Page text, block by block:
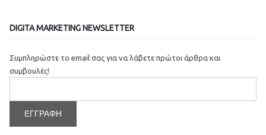
DIGITA MARKETING NEWSLETTER
Συμπληρώστε το email σας για να λάβετε πρώτοι άρθρα και
συμβουλές!